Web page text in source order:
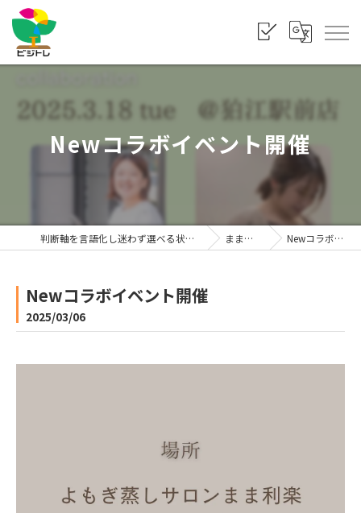
Newコラボイベント開催
判断軸を言語化し迷わず選べる状態をつくる「株式会社ビジトレ」 まま利楽ブログ Newコラボイベント開催
Newコラボイベント開催
2025/03/06